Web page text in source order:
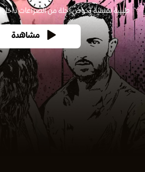
طبيبة نفسية تخوض رحلة من الصراعات داخل
مشاهدة